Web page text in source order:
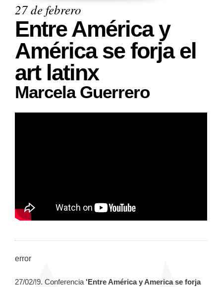
27 de febrero
Entre América y
América se forja el
art latinx
Marcela Guerrero
error
27/02/!9. Conferencia 'Entre América y America se forja